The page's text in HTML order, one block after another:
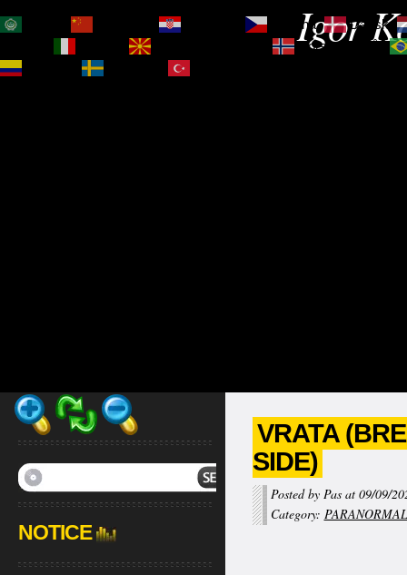
Igor
VRATA
SIDE)
Posted by Pas at 09/09/
Category:
NOTICE
Čeština‎
Dansk
Norsk bokmål